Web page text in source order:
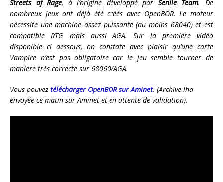
Streets of Rage, à l’origine développé par Senile Team. De
nombreux jeux ont déjà été créés avec OpenBOR. Le moteur
nécessite une machine assez puissante (au moins 68040) et est
compatible RTG mais aussi AGA. Sur la première vidéo
disponible ci dessous, on constate avec plaisir qu’une carte
Vampire n’est pas obligatoire car le jeu semble tourner de
manière très correcte sur 68060/AGA.
Vous pouvez télécharger OpenBOR sur Aminet. (Archive lha
envoyée ce matin sur Aminet et en attente de validation).